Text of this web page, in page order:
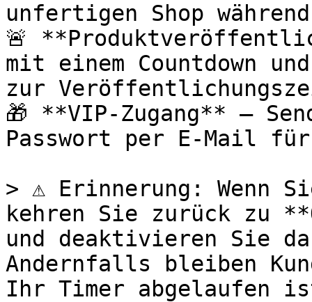
unfertigen Shop
🚨
mit einem Countdown
zur
🎁 **VIP-Zugang** –
Passwort per E-Mail
> ⚠️ Erinnerung: Wenn
kehren Sie zurück zu
und deaktivieren Sie
Andernfalls bleiben
Ihr Timer abgelaufen